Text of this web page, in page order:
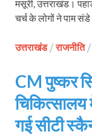
मसूरी, उत्तराखंड।
चर्च के लोगों ने पाम
उत्तराखंड/राजनीति
CM पुष्कर
चिकित्सालय
गई सीटी